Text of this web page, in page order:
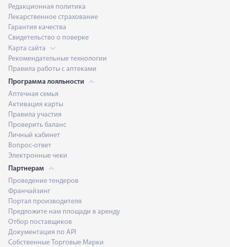
Редакционная политика
Лекарственное страхование
Гарантия качества
Свидетельство о поверке
Карта сайта
Рекомендательные технологии
Правила работы с аптеками
Программа лояльности
Аптечная семья
Активация карты
Правила участия
Проверить баланс
Личный кабинет
Вопрос-ответ
Электронные чеки
Партнерам
Проведение тендеров
Франчайзинг
Портал производителя
Предложите нам площади в аренду
Отбор поставщиков
Документация по API
Собственные Торговые Марки